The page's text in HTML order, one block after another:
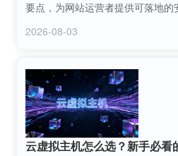
要点，为网站运营者提供可落地
2026-08-03
云虚拟主机怎么选？新手必看